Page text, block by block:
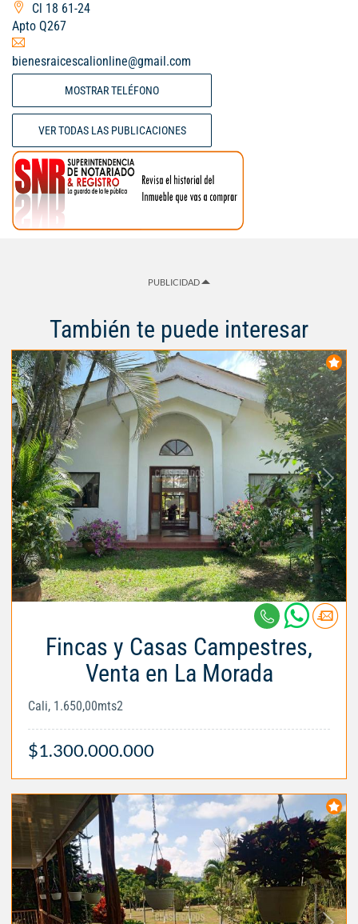
Cl 18 61-24
Apto Q267
bienesraicescalionline@gmail.com
MOSTRAR TELÉFONO
VER TODAS LAS PUBLICACIONES
PUBLICIDAD
También te puede interesar
Fincas y Casas Campestres,
Venta en La Morada
Cali, 1.650,00mts2
$1.300.000.000